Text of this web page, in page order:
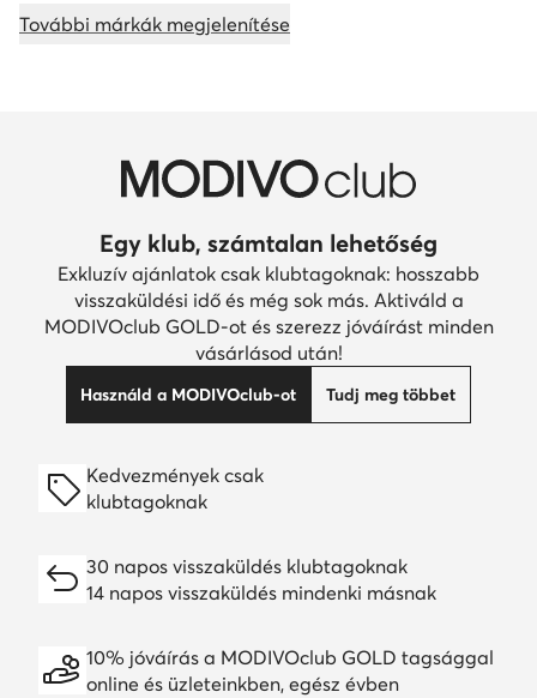
További márkák megjelenítése
Egy klub, számtalan lehetőség
Exkluzív ajánlatok csak klubtagoknak: hosszabb
visszaküldési idő és még sok más. Aktiváld a
MODIVOclub GOLD-ot és szerezz jóváírást minden
vásárlásod után!
Használd a MODIVOclub-ot Tudj meg többet
Kedvezmények csak
klubtagoknak
30 napos visszaküldés klubtagoknak
14 napos visszaküldés mindenki másnak
10% jóváírás a MODIVOclub GOLD tagsággal
online és üzleteinkben, egész évben